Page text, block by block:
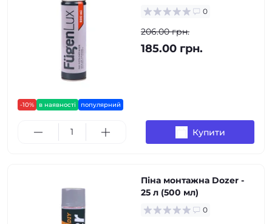
-10% в наявності популярний
0
206.00 грн.
185.00 грн.
Купити
Піна монтажна Dozer -
25 л (500 мл)
0